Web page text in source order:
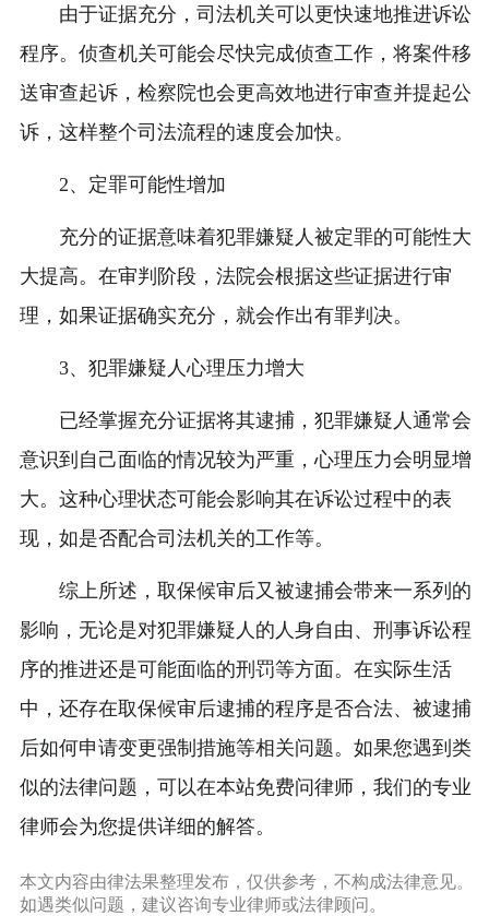
由于证据充分，司法机关可以更快速地推进诉讼
程序。侦查机关可能会尽快完成侦查工作，将案件移
送审查起诉，检察院也会更高效地进行审查并提起公
诉，这样整个司法流程的速度会加快。
2、定罪可能性增加
充分的证据意味着犯罪嫌疑人被定罪的可能性大
大提高。在审判阶段，法院会根据这些证据进行审
理，如果证据确实充分，就会作出有罪判决。
3、犯罪嫌疑人心理压力增大
已经掌握充分证据将其逮捕，犯罪嫌疑人通常会
意识到自己面临的情况较为严重，心理压力会明显增
大。这种心理状态可能会影响其在诉讼过程中的表
现，如是否配合司法机关的工作等。
综上所述，取保候审后又被逮捕会带来一系列的
影响，无论是对犯罪嫌疑人的人身自由、刑事诉讼程
序的推进还是可能面临的刑罚等方面。在实际生活
中，还存在取保候审后逮捕的程序是否合法、被逮捕
后如何申请变更强制措施等相关问题。如果您遇到类
似的法律问题，可以在本站免费问律师，我们的专业
律师会为您提供详细的解答。
本文内容由律法果整理发布，仅供参考，不构成法律意见。
如遇类似问题，建议咨询专业律师或法律顾问。